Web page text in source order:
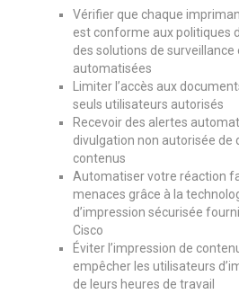
Vérifier que chaque
est conforme aux politiques
des solutions de
automatisées
Limiter l’accès aux
seuls utilisateurs autorisés
Recevoir des alertes
divulgation non autorisée de
contenus
Automatiser votre réaction
menaces grâce à la
d’impression sécurisée
Cisco
Éviter l’impression de
empêcher les utilisateurs
de leurs heures de travail